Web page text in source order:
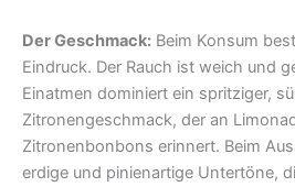
Der Geschmack: Beim Konsum
Eindruck. Der Rauch ist weich und
Einatmen dominiert ein spritziger,
Zitronengeschmack, der an
Zitronenbonbons erinnert. Beim
erdige und pinienartige Untertöne,